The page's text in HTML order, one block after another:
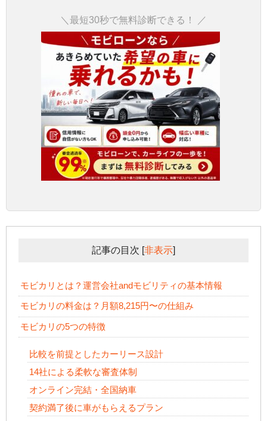
＼最短30秒で無料診断できる！ ／
記事の目次 [非表示]
モビカリとは？運営会社andモビリティの基本情報
モビカリの料金は？月額8,215円〜の仕組み
モビカリの5つの特徴
比較を前提としたカーリース設計
14社による柔軟な審査体制
オンライン完結・全国納車
契約満了後に車がもらえるプラン